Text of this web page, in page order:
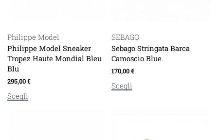
Philippe Model
Philippe Model Sneaker
Tropez Haute Mondial Bleu
Blu
295,00€
Scegli
SEBAGO
Sebago Stringata Barca
Camoscio Blue
170,00€
Scegli